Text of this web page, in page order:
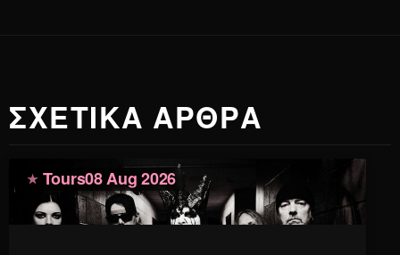
ΣΧΕΤΙΚΑ ΑΡΘΡΑ
Tours08 Aug 2026